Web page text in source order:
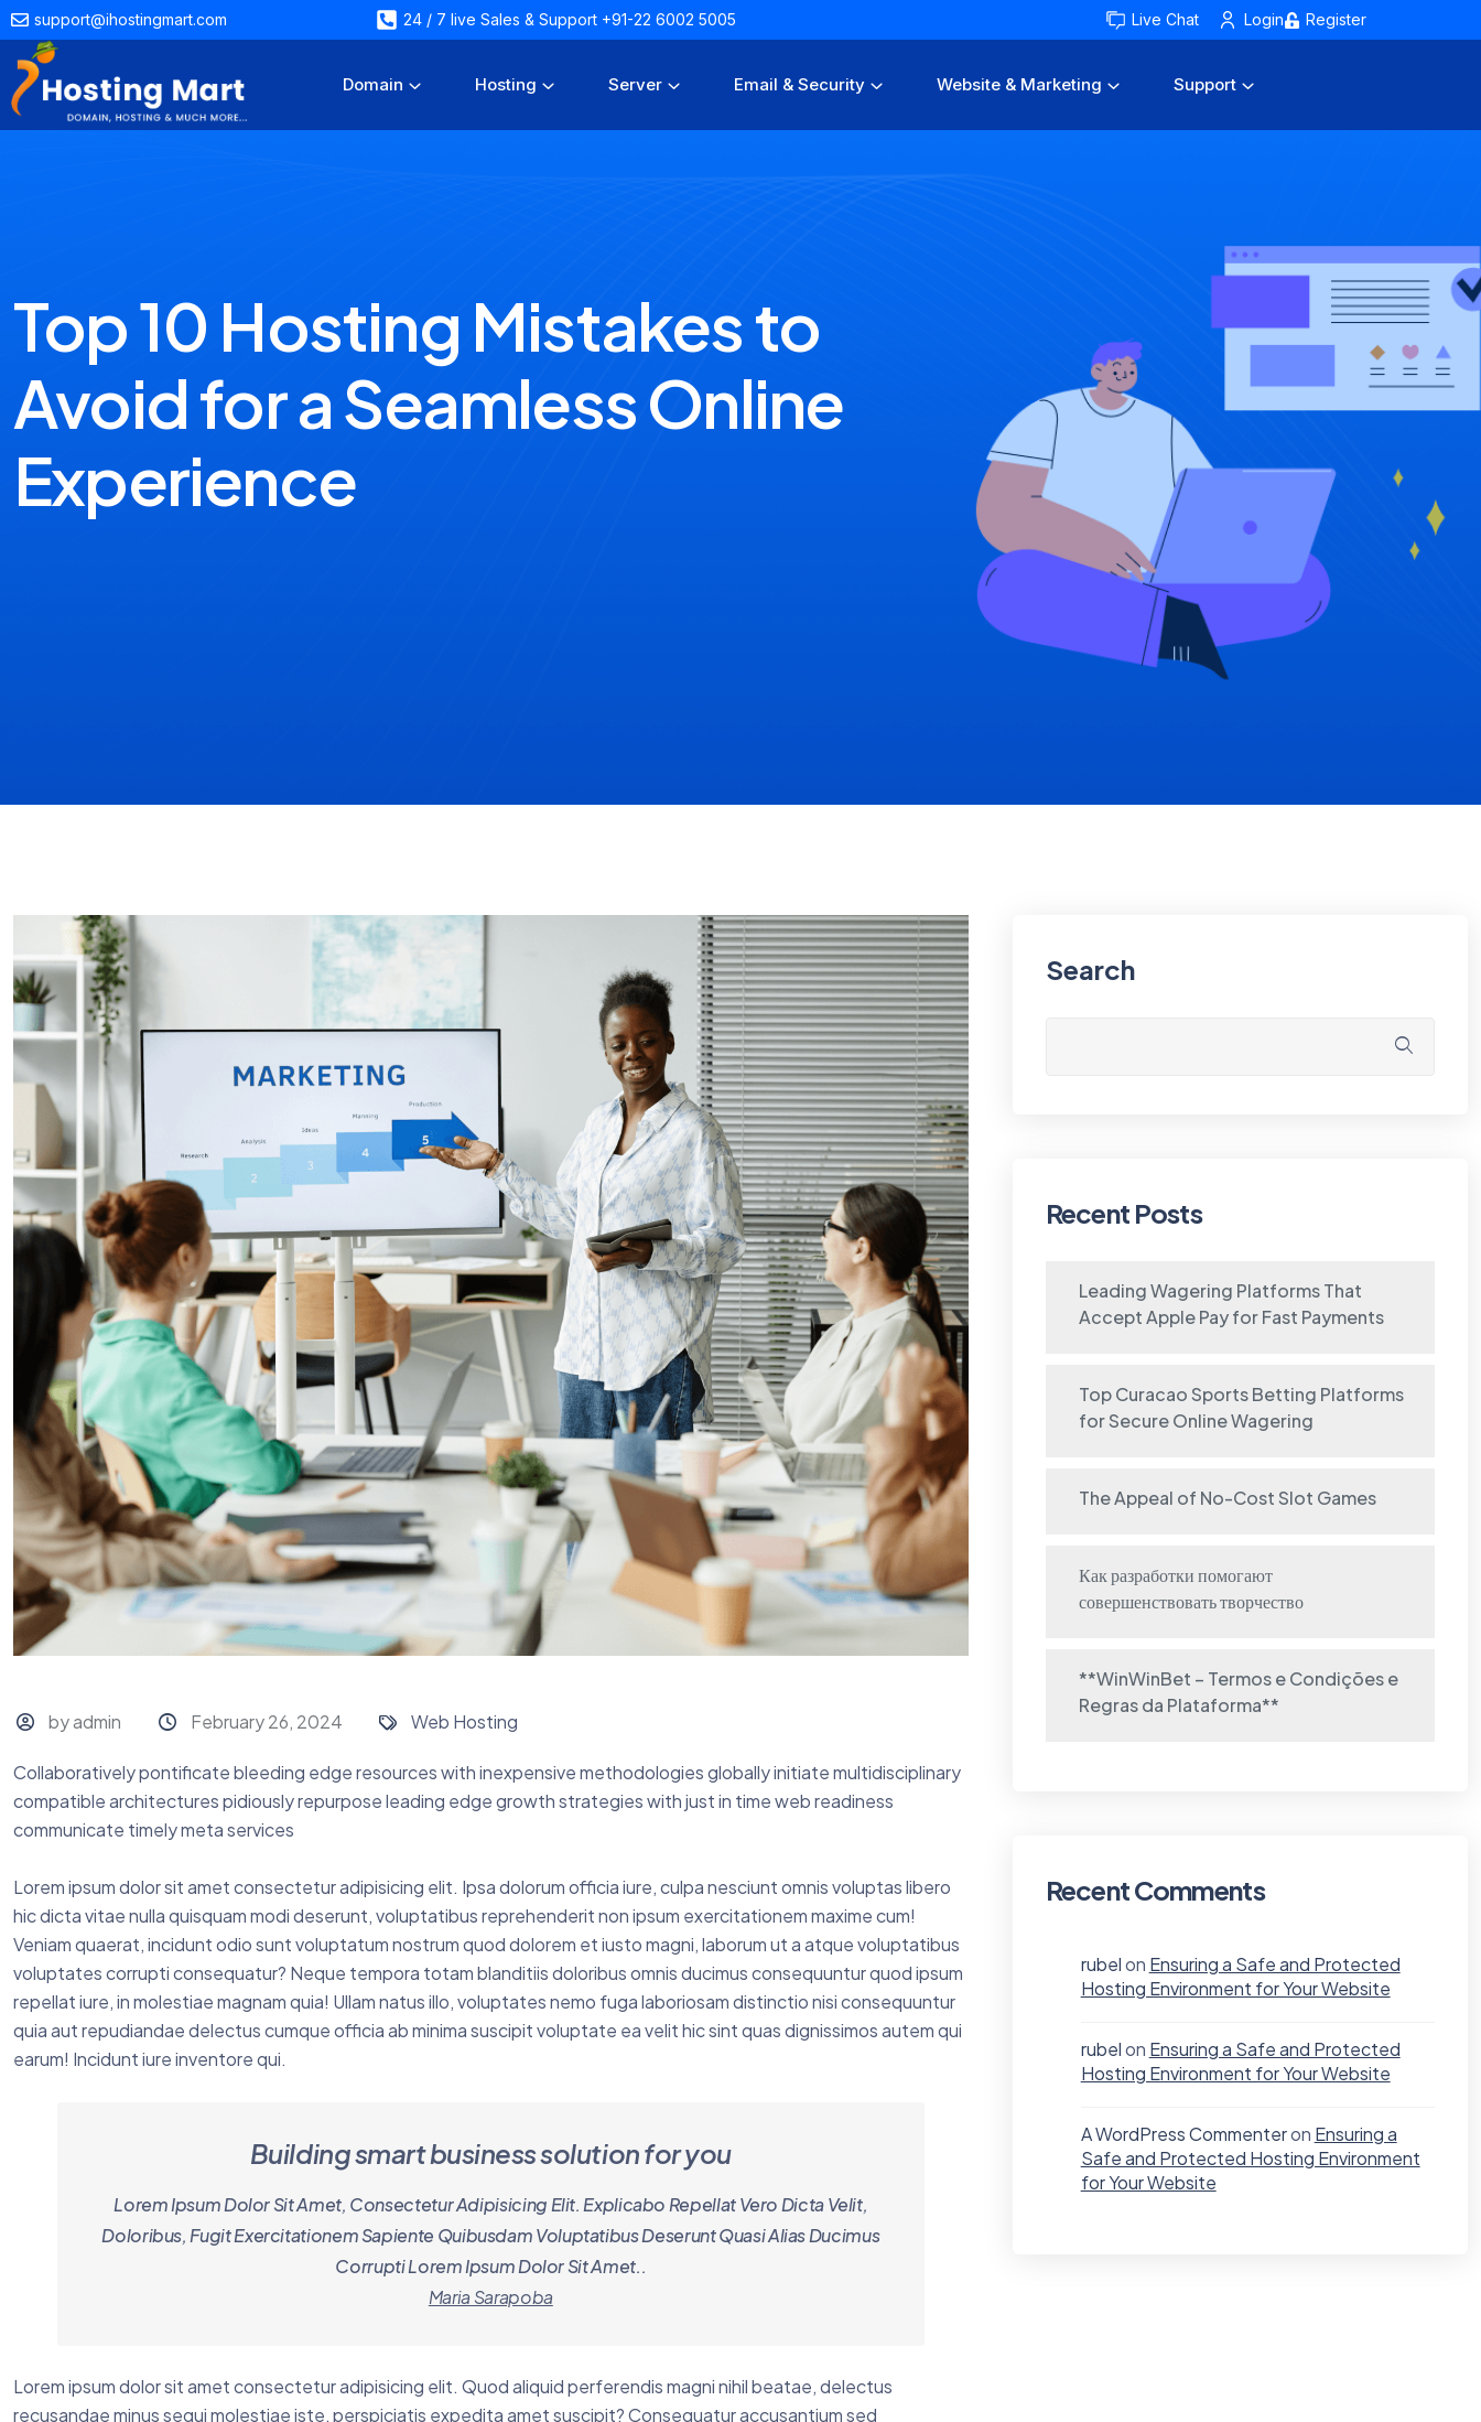
support@ihostingmart.com 24 / 7 live Sales & Support +91-22 6002 5005 Live Chat Login Register
Domain Hosting Server Email & Security Website & Marketing Support
Top 10 Hosting Mistakes to
Avoid for a Seamless Online
Experience
by admin February 26, 2024 Web Hosting
Collaboratively pontificate bleeding edge resources with inexpensive methodologies globally initiate multidisciplinary
compatible architectures pidiously repurpose leading edge growth strategies with just in time web readiness
communicate timely meta services
Lorem ipsum dolor sit amet consectetur adipisicing elit. Ipsa dolorum officia iure, culpa nesciunt omnis voluptas libero
hic dicta vitae nulla quisquam modi deserunt, voluptatibus reprehenderit non ipsum exercitationem maxime cum!
Veniam quaerat, incidunt odio sunt voluptatum nostrum quod dolorem et iusto magni, laborum ut a atque voluptatibus
voluptates corrupti consequatur? Neque tempora totam blanditiis doloribus omnis ducimus consequuntur quod ipsum
repellat iure, in molestiae magnam quia! Ullam natus illo, voluptates nemo fuga laboriosam distinctio nisi consequuntur
quia aut repudiandae delectus cumque officia ab minima suscipit voluptate ea velit hic sint quas dignissimos autem qui
earum! Incidunt iure inventore qui.
Building smart business solution for you
Lorem Ipsum Dolor Sit Amet, Consectetur Adipisicing Elit. Explicabo Repellat Vero Dicta Velit,
Doloribus, Fugit Exercitationem Sapiente Quibusdam Voluptatibus Deserunt Quasi Alias Ducimus
Corrupti Lorem Ipsum Dolor Sit Amet..
Maria Sarapoba
Lorem ipsum dolor sit amet consectetur adipisicing elit. Quod aliquid perferendis magni nihil beatae, delectus
recusandae minus sequi molestiae iste, perspiciatis expedita amet suscipit? Consequatur accusantium sed
Search
Recent Posts
Leading Wagering Platforms That
Accept Apple Pay for Fast Payments
Top Curacao Sports Betting Platforms
for Secure Online Wagering
The Appeal of No-Cost Slot Games
Как разработки помогают
совершенствовать творчество
**WinWinBet – Termos e Condições e
Regras da Plataforma**
Recent Comments
rubelon Ensuring a Safe and Protected
Hosting Environment for Your Website
rubelon Ensuring a Safe and Protected
Hosting Environment for Your Website
A WordPress Commenteron Ensuring a
Safe and Protected Hosting Environment
for Your Website